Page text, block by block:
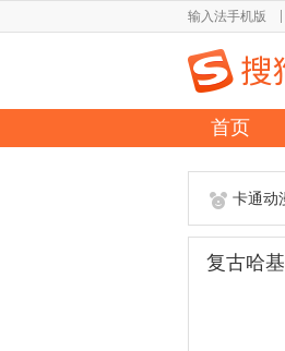
输入法手机版
首页
卡通动
复古哈